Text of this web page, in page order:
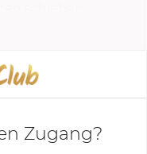
Zugang?